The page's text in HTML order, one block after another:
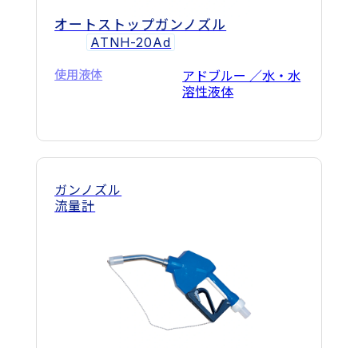
オートストップガンノズル
ATNH-20Ad
使用液体
アドブルー ／水・水
溶性液体
ガンノズル
流量計